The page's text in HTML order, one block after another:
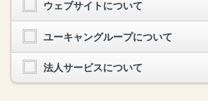
ウェブサイトについて
ユーキャングループについて
法人サービスについて